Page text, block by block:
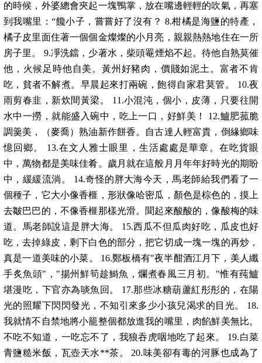
的時候，外婆總會夾起一塊鴨掌，放在嘴邊輕輕的吹氣，再塞
到我嘴里：“饞小子，嘗嘗好了沒有？ 8.柑橘是海鹽的特產，
橘子皮里面住著一個個金燦燦的小月亮，親親熱熱地住在一所
房子里。 9.凈洗鐺，少著水，柴頭罨煙焰不起。待他自熟莫催
他，火候足時他自美。黃州好豬肉，價賤如泥土。富者不肯
吃，貧者不解煮。早晨起來打兩碗，飽得自家君莫管。 10.夜
雨剪春韭，新炊間黃梁。 11.小混沌，個小，皮薄，只要往開
水中一撈，就能盛入碗中，吃上一口，好鮮美！ 12.鱸肥菰脆
調羹美，（麥喬）熟油新作餅香。自古達人輕富貴，倒緣鄉味
憶回鄉。 13.在文人雅士眼里，生活處處是華章。在吃貨眼
中，萬物都是美味佳肴。歲月就在這般月月年年好時光的期盼
中，緩緩流淌。 14.奇怪的胖大海今天，馬老師給我們看了一
個種子，它大小像香榧，形狀像哈密瓜，顏色是棕色的，摸上
去皺巴巴的，不像香榧那樣光滑。聞起來酸酸的，像酸梅的味
道。馬老師說這是胖大海。 15.西瓜不但瓜肉好吃，瓜皮也好
吃，去掉綠皮，剩下白色的部分，把它切成一塊一塊的再炒，
真是一道美味的小菜。 16.鄭板橋有"夜半酣酒江月下，美人纖
手炙魚頭"，"揚州鮮筍趁鰣魚，爛煮春風三月初。"惟有莼鱸
堪漫吃，下官亦為啖魚回。 17.那些冰糖葫蘆紅彤彤的，在陽
光的照耀下閃閃發光，不知引來多少小孩兒渴求的目光。 18.
我就情不自禁地將小籠整個都放進我的嘴里，肉餡鮮美無比。
不吃不知道，一吃忘不了，我狼吞虎咽地吃了起來。 19.白菜
青鹽糙米飯，瓦壺天水**茶。 20.味美卻有毒的河豚也成為了